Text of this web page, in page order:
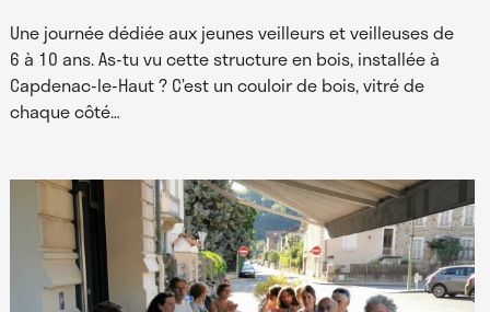
Une journée dédiée aux jeunes veilleurs et veilleuses de
6 à 10 ans. As-tu vu cette structure en bois, installée à
Capdenac-le-Haut ? C’est un couloir de bois, vitré de
chaque côté…